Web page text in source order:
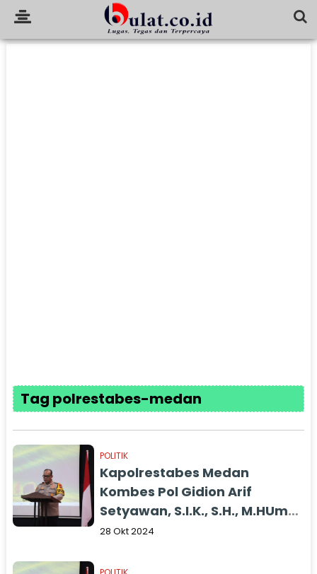
Tag polrestabes-medan
POLITIK
Kapolrestabes Medan
Kombes Pol Gidion Arif
Setyawan, S.I.K., S.H., M.HUm
saat menandatangani
Medan 2024.
28 Okt 2024